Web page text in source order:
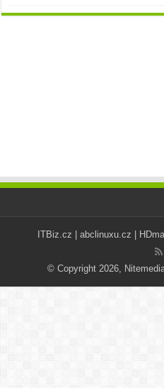
ITBiz.cz abclinuxu.cz
© Copyright 2026,